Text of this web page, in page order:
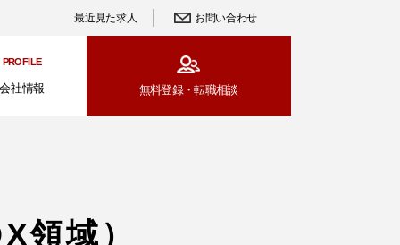
最近見た求人 お問い合わせ
PROFILE
会社情報 無料登録・転職相談
領域）